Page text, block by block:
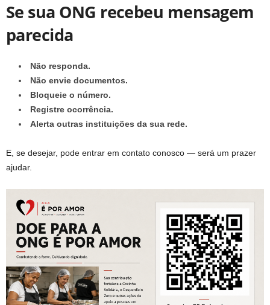
Se sua ONG recebeu mensagem
parecida
Não responda.
Não envie documentos.
Bloqueie o número.
Registre ocorrência.
Alerta outras instituições da sua rede.
E, se desejar, pode entrar em contato conosco — será um prazer
ajudar.